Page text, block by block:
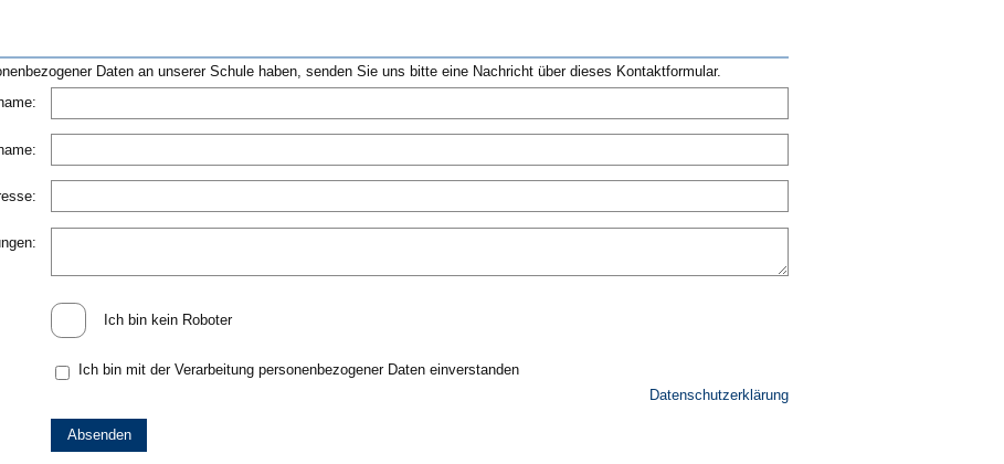
Daten an unserer Schule haben, senden Sie uns bitte eine Nachricht über dieses Kontaktformular.
Ich bin kein Roboter
Ich bin mit der Verarbeitung personenbezogener Daten einverstanden
Datenschutzerklärung